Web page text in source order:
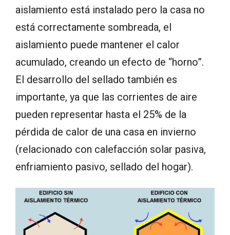
aislamiento está instalado pero la casa no
está correctamente sombreada, el
aislamiento puede mantener el calor
acumulado, creando un efecto de “horno”.
El desarrollo del sellado también es
importante, ya que las corrientes de aire
pueden representar hasta el 25% de la
pérdida de calor de una casa en invierno
(relacionado con calefacción solar pasiva,
enfriamiento pasivo, sellado del hogar).